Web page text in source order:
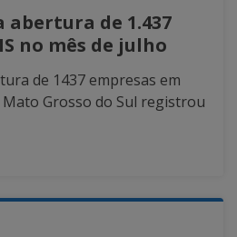
abertura de 1.437
no mês de julho
de 1437 empresas em
Grosso do Sul registrou